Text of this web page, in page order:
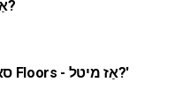
אַראָפּנעמען די וואַך?
סאָנניק פרעגן: 'וואַש Floors - אַז מיטל?'